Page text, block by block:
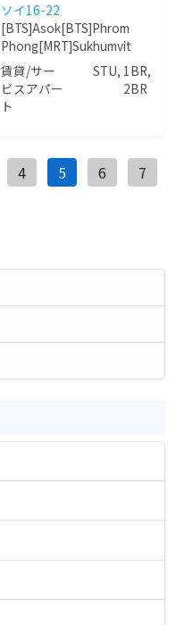
ソイ16-22
[BTS]Asok[BTS]Phrom
Phong[MRT]Sukhumvit
賃貸/サー
ビスアパー
ト
STU, 1BR,
2BR
4 5 6
7